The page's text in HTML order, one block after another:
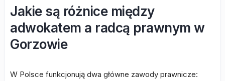
Jakie są różnice między
adwokatem a radcą prawnym w
Gorzowie
W Polsce funkcjonują dwa główne zawody prawnicze: